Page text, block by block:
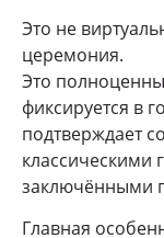
Это не
церемония.
Это
фиксируется в
подтверждает
классическими
заключёнными
Главная